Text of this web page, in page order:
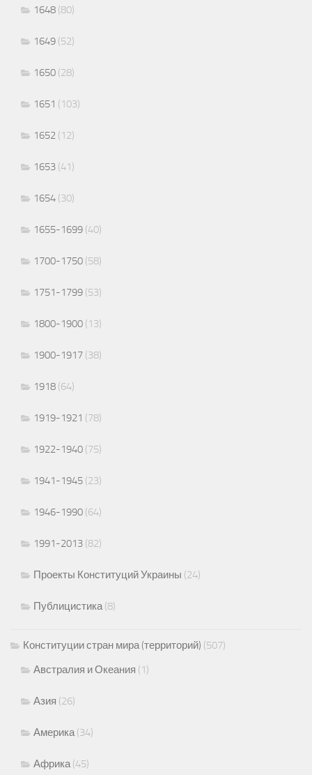
1648 (80)
1649 (52)
1650 (28)
1651 (103)
1652 (12)
1653 (41)
1654 (30)
1655-1699 (40)
1700-1750 (58)
1751-1799 (53)
1800-1900 (13)
1900-1917 (38)
1918 (64)
1919-1921 (78)
1922-1940 (75)
1941-1945 (23)
1946-1990 (64)
1991-2013 (82)
Проекты Конституций Украины (24)
Публицистика(8)
Конституции стран мира (территорий) (507)
Австралия и Океания (1)
Азия (26)
Америка(34)
Африка(45)